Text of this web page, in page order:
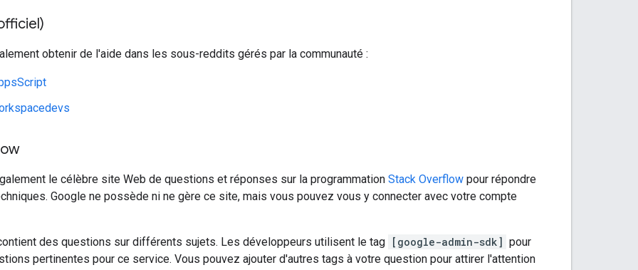
obtenir de l'aide dans les sous-reddits gérés par la communauté :
le célèbre site Web de questions et réponses sur la programmation Stack Overflow pour répondre
Google ne possède ni ne gère ce site, mais vous pouvez vous y connecter avec votre compte
contient des questions sur différents sujets. Les développeurs utilisent le tag [google-admin-sdk] pour
pertinentes pour ce service. Vous pouvez ajouter d'autres tags à votre question pour attirer l'attention